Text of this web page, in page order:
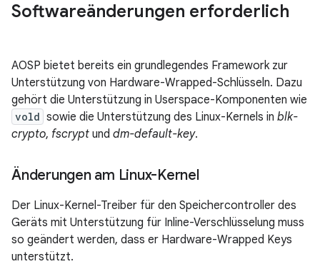
Softwareänderungen erforderlich
AOSP bietet bereits ein grundlegendes Framework zur
Unterstützung von Hardware-Wrapped-Schlüsseln. Dazu
gehört die Unterstützung in Userspace-Komponenten wie
vold sowie die Unterstützung des Linux-Kernels in blk-
crypto, fscrypt und dm-default-key.
Änderungen am Linux-Kernel
Der Linux-Kernel-Treiber für den Speichercontroller des
Geräts mit Unterstützung für Inline-Verschlüsselung muss
so geändert werden, dass er Hardware-Wrapped Keys
unterstützt.